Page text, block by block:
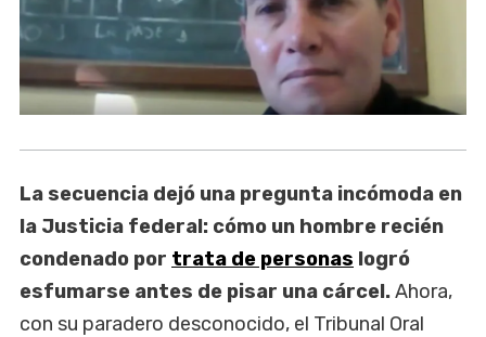
La secuencia dejó una pregunta incómoda en
la Justicia federal: cómo un hombre recién
condenado por trata de personas logró
esfumarse antes de pisar una cárcel.Ahora,
con su paradero desconocido, el Tribunal Oral